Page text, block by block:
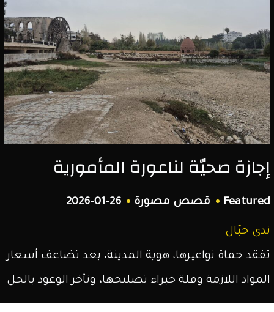
أخبار
محافظة
حلب
وعموم
الشمال
السوري.
إجازة صحيّة لناعورة المأمورية
Featured قصص مصورة 2026-01-26
ندى حبّال
تفقد حماة نواعيرها، هوية المدينة، بعد تضاعف أسعار
المواد اللازمة وقلة خبراء تصليحها، وتأخر الوعود بالحل